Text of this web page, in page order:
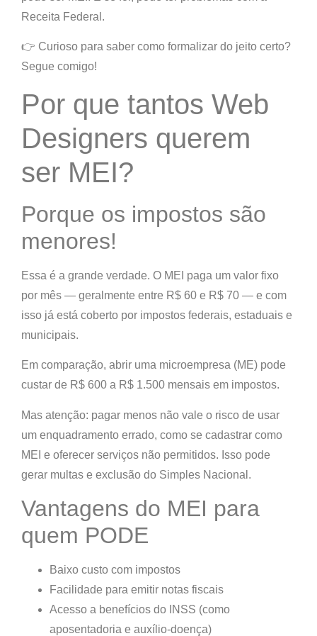
Receita Federal .
👉 Curioso para saber como formalizar do jeito certo?
Segue comigo!
Por que tantos Web
Designers querem
ser MEI?
Porque os impostos são
menores!
Essa é a grande verdade. O MEI paga um valor fixo
por mês — geralmente entre R$ 60 e R$ 70 — e com
isso já está coberto por impostos federais, estaduais e
municipais.
Em comparação, abrir uma microempresa (ME) pode
custar de R$ 600 a R$ 1.500 mensais em impostos.
Mas atenção: pagar menos não vale o risco de usar
um enquadramento errado, como se cadastrar como
MEI e oferecer serviços não permitidos. Isso pode
gerar multas e exclusão do Simples Nacional .
Vantagens do MEI para
quem PODE
Baixo custo com impostos
Facilidade para emitir notas fiscais
Acesso a benefícios do INSS (como
aposentadoria e auxílio-doença)